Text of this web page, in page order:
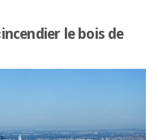
le bois de